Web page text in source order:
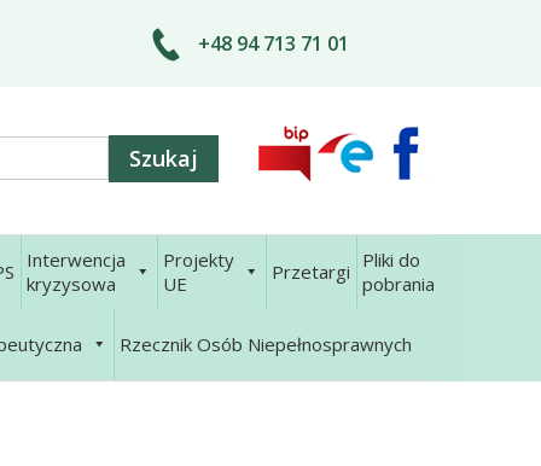
+48 94 713 71 01
Interwencja
kryzysowa
Projekty
UE
Przetargi Pliki do
pobrania
Rzecznik Osób Niepełnosprawnych